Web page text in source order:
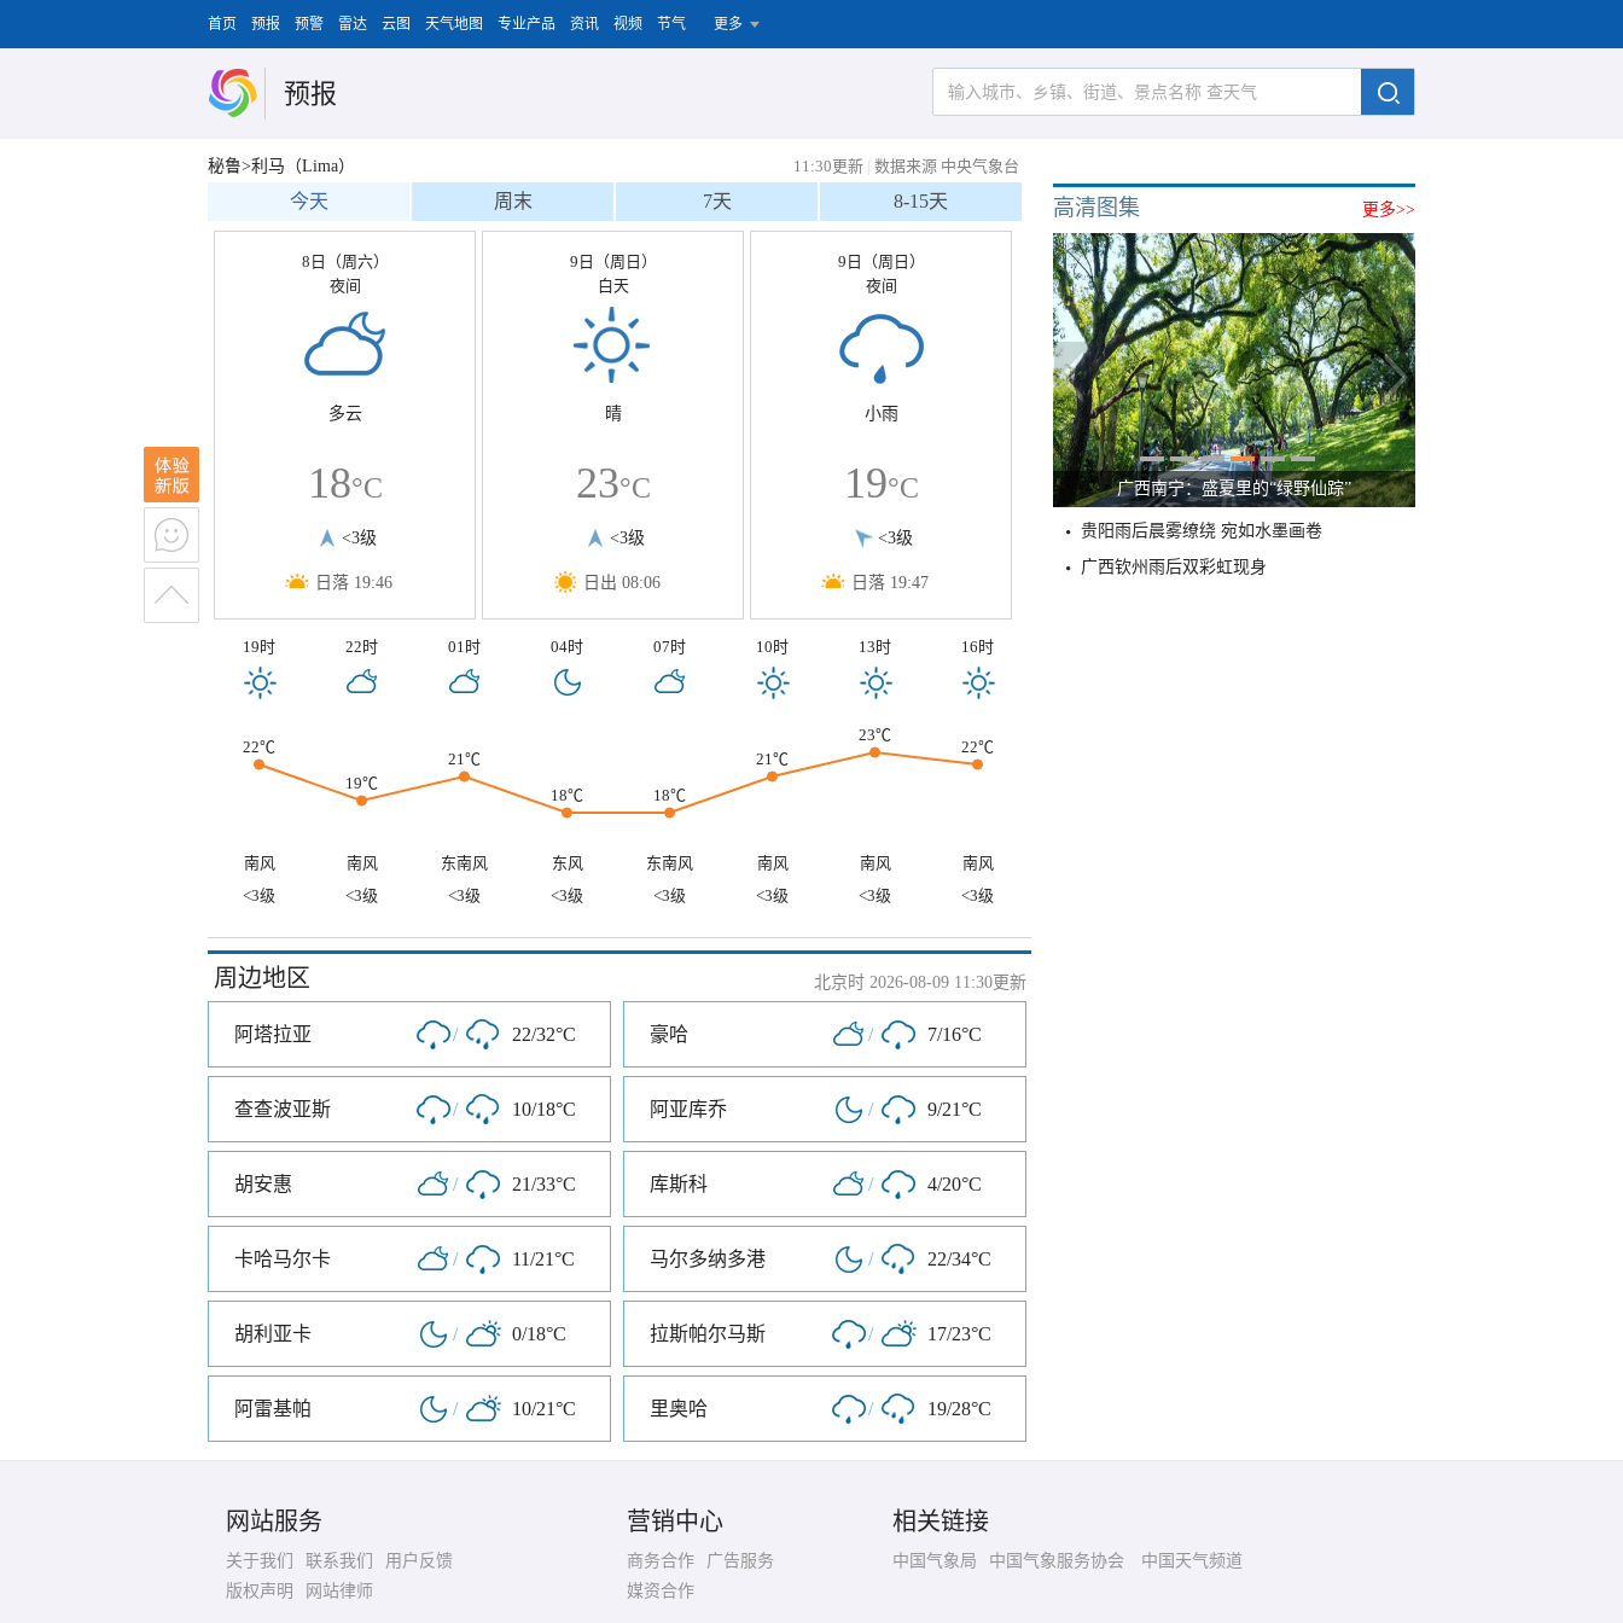
首页 预报 预警 雷达 云图 天气地图 专业产品 资讯 视频 节气 更多
预报
秘鲁>利马（Lima） 11:30更新 | 数据来源 中央气象台
今天 周末 7天 8-15天
8日（周六）
夜间
多云
18°C
<3级
日落 19:46
9日（周日）
白天
晴
23°C
<3级
日出 08:06
9日（周日）
夜间
小雨
19°C
<3级
日落 19:47
19时 22时 01时 04时 07时 10时 13时 16时
22℃
19℃
21℃
18℃
18℃
21℃
23℃
22℃
南风 南风 东南风 东风 东南风 南风 南风
南风
<3级
<3级 <3级 <3级 <3级 <3级 <3级 <3级
周边地区 北京时 2026-08-09 11:30更新
阿塔拉亚 / 22/32°C 豪哈 / 7/16°C
查查波亚斯 / 10/18°C 阿亚库乔 / 9/21°C
胡安惠 / 21/33°C 库斯科 / 4/20°C
卡哈马尔卡 / 11/21°C 马尔多纳多港 / 22/34°C
胡利亚卡 / 0/18°C 拉斯帕尔马斯 / 17/23°C
阿雷基帕 / 10/21°C 里奥哈 / 19/28°C
更多>>
高清图集
广西南宁：盛夏里的“绿野仙踪”
贵阳雨后晨雾缭绕 宛如水墨画卷
广西钦州雨后双彩虹现身
网站服务
关于我们 联系我们
用户反馈
版权声明
网站律师
营销中心
商务合作
广告服务
媒资合作
相关链接
中国气象局 中国气象服务协会 中国天气频道